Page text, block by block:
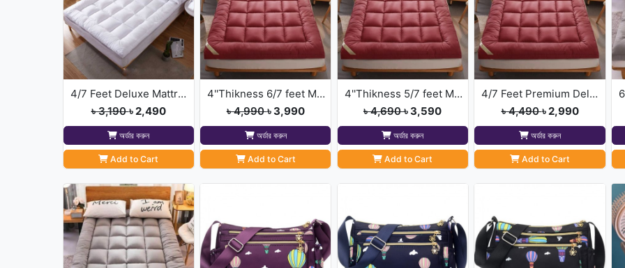
4/7 Feet Deluxe Mattress Topper
৳ 3,190৳ 2,490
অর্ডার করুন
Add to Cart
4''Thikness 6/7 feet Merun Colour Deluxe Mattress Topper
৳ 4,990৳ 3,990
অর্ডার করুন
Add to Cart
4''Thikness 5/7 feet Merun Colour Deluxe Mattress Topper
৳ 4,690৳ 3,590
অর্ডার করুন
Add to Cart
4/7 Feet Premium Deluxe Maroon Colour Topper
৳ 4,490৳ 2,990
অর্ডার করুন
Add to Cart